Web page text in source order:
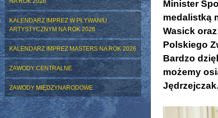
KALENDARZ IMPREZ W PŁYWANIU
ARTYSTYCZNYM NA ROK 2026
KALENDARZ IMPREZ MASTERS NA ROK 2026
ZAWODY CENTRALNE
ZAWODY MIĘDZYNARODOWE
Minister
medalistką
Wasick
Polskiego
Bardzo
możemy